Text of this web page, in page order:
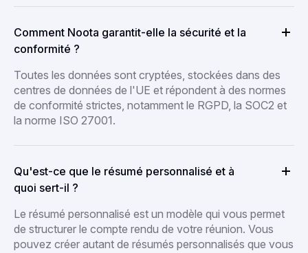
Comment Noota garantit-elle la sécurité et la
conformité ?
Toutes les données sont cryptées, stockées dans des
centres de données de l'UE et répondent à des normes
de conformité strictes, notamment le RGPD, la SOC2 et
la norme ISO 27001.
Qu'est-ce que le résumé personnalisé et à
quoi sert-il ?
Le résumé personnalisé est un modèle qui vous permet
de structurer le compte rendu de votre réunion. Vous
pouvez créer autant de résumés personnalisés que vous